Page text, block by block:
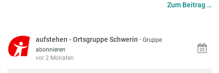
Zum Beitrag …
aufstehen - Ortsgruppe Schwerin ·Gruppe
abonnieren
vor 2 Monaten